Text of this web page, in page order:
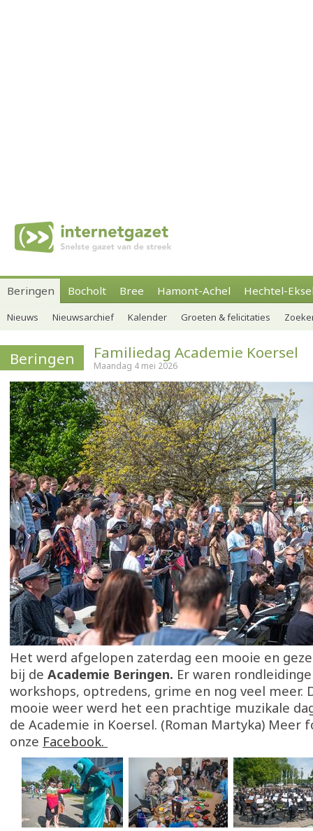
Beringen Bocholt Bree Hamont-Achel Hechtel-
Nieuws Nieuwsarchief Kalender Groeten & felicitaties
Beringen Familiedag Academie Koersel
Maandag 4 mei 2026
Het werd afgelopen zaterdag een mooie en
bij de Academie Beringen. Er waren
workshops, optredens, grime en nog veel meer.
mooie weer werd het een prachtige muzikale
de Academie in Koersel. (Roman Martyka) Meer
onze Facebook.